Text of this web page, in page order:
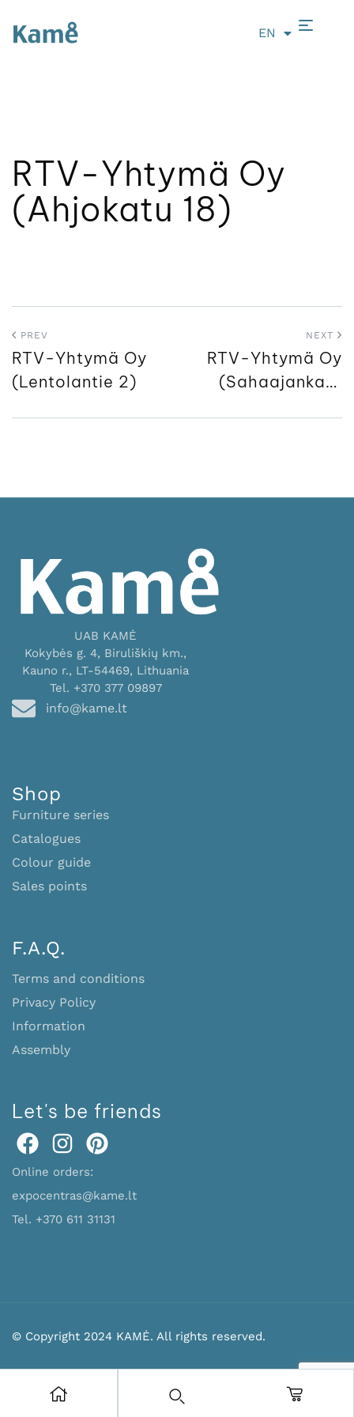
EN
LT
RTV-Yhtymä Oy
(Ahjokatu 18)
PREV
RTV-Yhtymä Oy
(Lentolantie 2)
NEXT
RTV-Yhtymä Oy
(Sahaajankatu
UAB KAMĖ
Kokybės g. 4, Biruliškių km.,
Kauno r., LT-54469, Lithuania
Tel. +370 377 09897
info@kame.lt
Shop
Furniture series
Catalogues
Colour guide
Sales points
F.A.Q.
Terms and conditions
Privacy Policy
Information
Assembly
Let's be friends
Online orders:
expocentras@kame.lt
Tel. +370 611 31131
© Copyright 2024 KAMĖ. All rights reserved.